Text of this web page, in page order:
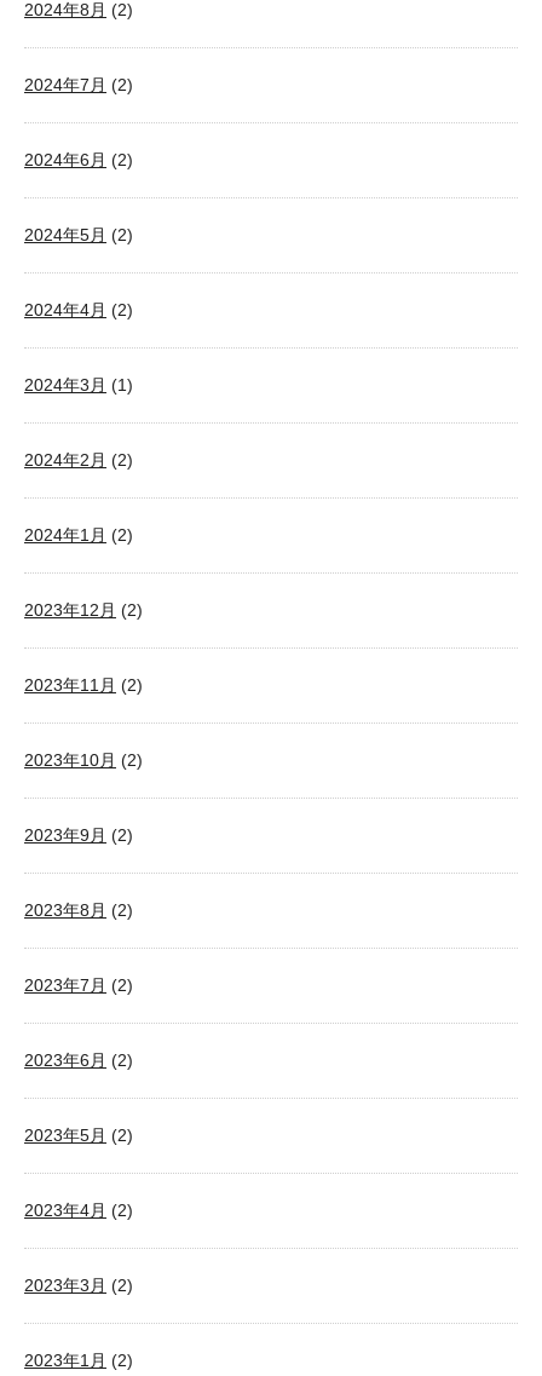
2024年8月 (2)
2024年7月 (2)
2024年6月 (2)
2024年5月 (2)
2024年4月 (2)
2024年3月 (1)
2024年2月 (2)
2024年1月 (2)
2023年12月 (2)
2023年11月 (2)
2023年10月 (2)
2023年9月 (2)
2023年8月 (2)
2023年7月 (2)
2023年6月 (2)
2023年5月 (2)
2023年4月 (2)
2023年3月 (2)
2023年1月 (2)